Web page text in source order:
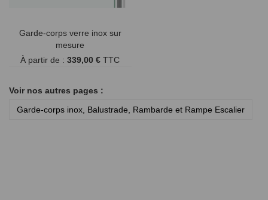
Garde-corps verre inox sur
mesure
À partir de :339,00 € TTC
Voir nos autres pages :
Garde-corps inox, Balustrade, Rambarde et Rampe Escalier